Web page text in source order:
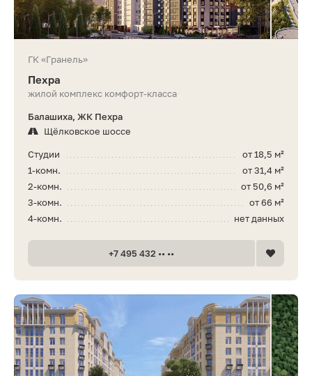
ГК «Гранель»
Пехра
жилой комплекс комфорт-класса
Балашиха, ЖК Пехра
Щёлковское шоссе
от 18,5 м²
Студии
от 31,4 м²
1-комн.
от 50,6 м²
2-комн.
от 66 м²
3-комн.
нет данных
4-комн.
+7 495 432 •• ••